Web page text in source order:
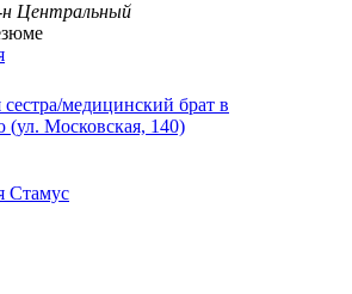
н Центральный
медицинский брат в
(ул. Московская, 140)
Стамус